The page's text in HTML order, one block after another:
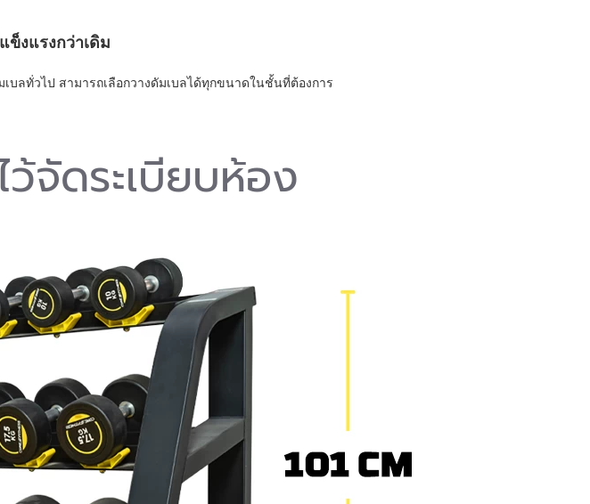
งแรงกว่าเดิม
ลทั่วไป สามารถเลือกวางดัมเบลได้ทุกขนาดในชั้นที่ต้องการ
จัดระเบียบห้อง